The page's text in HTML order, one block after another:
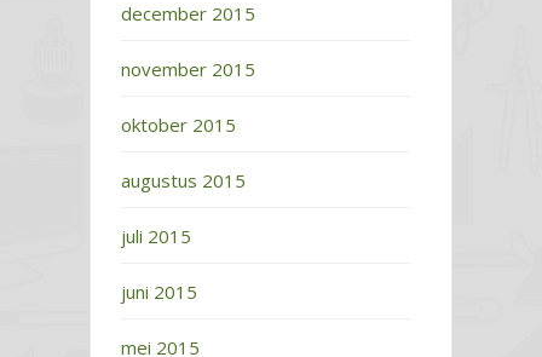
december 2015
november 2015
oktober 2015
augustus 2015
juli 2015
juni 2015
mei 2015